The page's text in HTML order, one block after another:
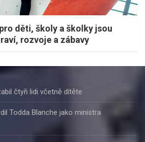
děti, školy a školky jsou
rozvoje a zábavy
čtyři lidi včetně dítěte
Todda Blanche jako ministra